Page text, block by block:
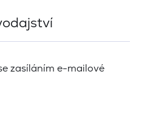
zasíláním e-mailové